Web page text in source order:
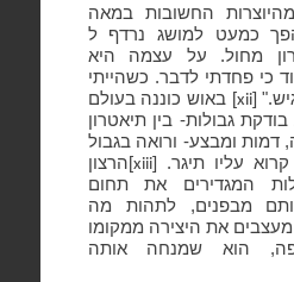
החשובות במאה
מחול. על עצמה היא
כי פחדתי לדבר. כשהייתי
[
xii] באוש כוננה בעולם
גבולות- בין תיאטרון
דמות ומבצע- ורואה בגבול
עליו תיגר. [xiii]הרצון
המגדירים את תחום
מבפנים, לתהות מה
את היצירה ממקומו
הוא שמנחה אותה